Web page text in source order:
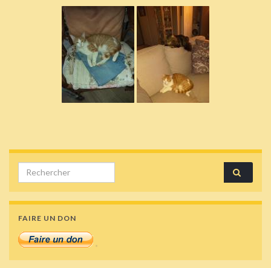
Search for:
FAIRE UN DON